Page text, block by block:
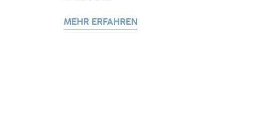
MEHR ERFAHREN